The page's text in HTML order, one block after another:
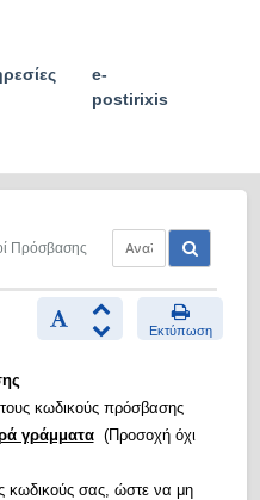
e-
postirixis
Πρόσβασης
Εκτύπωση
κωδικούς πρόσβασης
γράμματα(Προσοχή όχι
κωδικούς σας, ώστε να μη